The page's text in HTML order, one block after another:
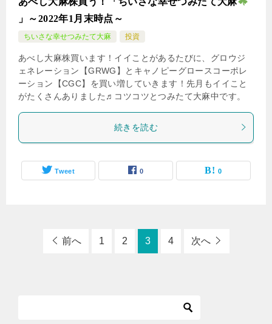
」～2022年1月末時点～
ちいさな幸せつみたて大麻 投資
あべし大麻株買います！イイことがあるたびに、グロウジ
ェネレーション【GRWG】とキャノピーグロースコーポレ
ーション【CGC】を買い増していきます！先月もイイこと
がたくさんありました♬コツコツとつみたて大麻中です。
続きを読む
Tweet 0 0
前へ 1 2 3 4 次へ